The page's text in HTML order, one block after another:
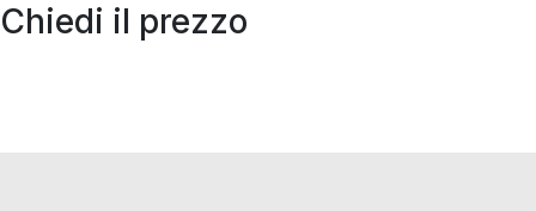
Chiedi il prezzo